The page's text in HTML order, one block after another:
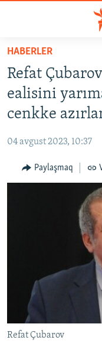
Esas
qaytmaq
Baş
navigatsiyağa
qaytmaq
Qıdıruvğa
qaytmaq
HABERLER
SİYASET
İQTİSADİYAT
MEDENİYET
İNSAN AQLARI
Русский
Українською
QOŞULIÑIZ!
HABERLER
Refat
ealisini
cenkke
04 avgust 2023, 10:37
Paylaşmaq
Refat Çubarov